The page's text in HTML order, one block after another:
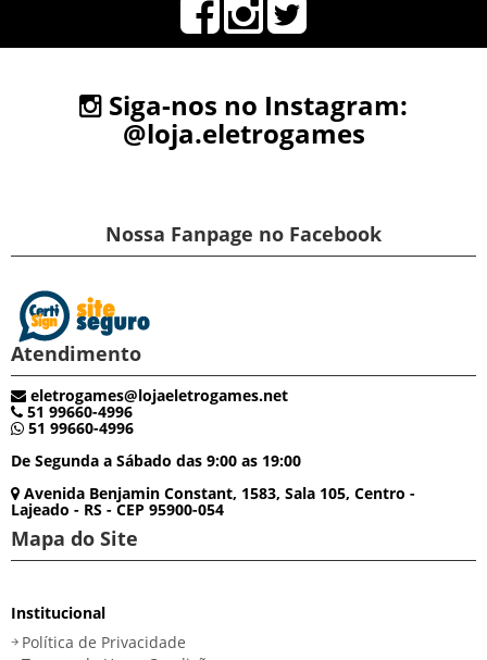
Siga-nos no Instagram:
@loja.eletrogames
Nossa Fanpage no Facebook
Atendimento
eletrogames@lojaeletrogames.net
51 99660-4996
51 99660-4996
De Segunda a Sábado das 9:00 as 19:00
Avenida Benjamin Constant, 1583, Sala 105, Centro -
Lajeado - RS - CEP 95900-054
Mapa do Site
Institucional
Política de Privacidade